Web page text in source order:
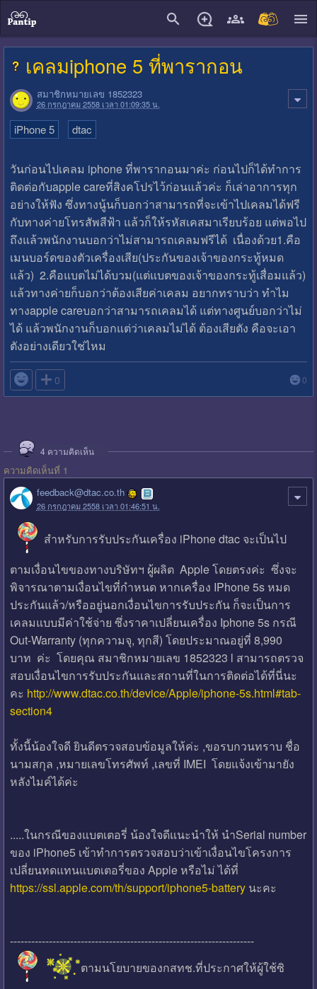
เคลมiphone 5 ที่พารากอน
สมาชิกหมายเลข 1852323
26 กรกฎาคม 2558 เวลา 01:09:35 น.
iPhone 5 dtac
วันก่อนไปเคลม iphone ที่พารากอนมาค่ะ ก่อนไปก็ได้ทำการ
ติดต่อกับapple careที่สิงคโปรไว้ก่อนแล้วค่ะ ก็เล่าอาการทุก
อย่างให้ฟัง ซึ่งทางนู้นก็บอกว่าสามารถที่จะเข้าไปเคลมได้ฟรี
กับทางค่ายโทรสัพสีฟ้า แล้วก็ให้รหัสเคสมาเรียบร้อย แต่พอไป
ถึงแล้วพนักงานบอกว่าไม่สามารถเคลมฟรีได้ เนื่องด้วย1.คือ
เมนบอร์ดของตัวเครื่องเสีย(ประกันของเจ้าของกระทู้หมด
แล้ว) 2.คือแบตไม่ได้บวม(แต่แบตของเจ้าของกระทู้เสื่อมแล้ว)
แล้วทางค่ายก็บอกว่าต้องเสียค่าเคลม อยากทราบว่า ทำไม
ทางapple careบอกว่าสามารถเคลมได้ แต่ทางศูนย์บอกว่าไม่
ได้ แล้วพนักงานก็บอกแต่ว่าเคลมไม่ได้ ต้องเสียตัง คือจะเอา
ตังอย่างเดียวใช่ไหม
 0 0
4 ความคิดเห็น
ความคิดเห็นที่ 1
feedback@dtac.co.th
26 กรกฎาคม 2558 เวลา 01:46:51 น.
สำหรับการรับประกันเครื่อง iPhone dtac จะเป็นไป
ตามเงื่อนไขของทางบริษัทฯ ผู้ผลิต Apple โดยตรงค่ะ ซึ่งจะ
พิจารณาตามเงื่อนไขที่กำหนด หากเครื่อง IPhone 5s หมด
ประกันแล้ว/หรืออยู่นอกเงื่อนไขการรับประกัน ก็จะเป็นการ
เคลมแบบมีค่าใช้จ่าย ซึ่งราคาเปลี่ยนเครื่อง Iphone 5s กรณี
Out-Warranty (ทุกความจุ, ทุกสี) โดยประมาณอยู่ที่ 8,990
บาท ค่ะ โดยคุณ สมาชิกหมายเลข 1852323 l สามารถตรวจ
สอบเงื่อนไขการรับประกันและสถานที่ในการติดต่อได้ที่นี่นะ
คะ http://www.dtac.co.th/device/Apple/iphone-5s.html#tab-
section4
ทั้งนี้น้องใจดี ยินดีตรวจสอบข้อมูลให้ค่ะ ,ขอรบกวนทราบ ชื่อ
นามสกุล ,หมายเลขโทรศัพท์ ,เลขที่ IMEI โดยแจ้งเข้ามายัง
หลังไมค์ได้ค่ะ
.....ในกรณีของแบตเตอรี่ น้องใจดีแนะนำให้ นำSerial number
ของ iPhone5 เข้าทำการตรวจสอบว่าเข้าเงื่อนไขโครงการ
เปลี่ยนทดแทนแบตเตอรี่ของ Apple หรือไม่ ได้ที่
https://ssl.apple.com/th/support/iphone5-batteryนะคะ
---------------------------------------------------------------------
ตามนโยบายของกสทช.ที่ประกาศให้ผู้ใช้ซิ
close